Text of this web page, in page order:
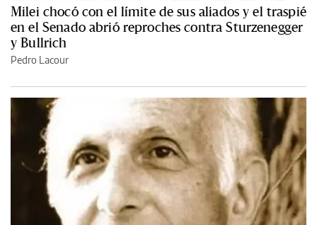
Milei chocó con el límite de sus aliados y el traspié
en el Senado abrió reproches contra Sturzenegger
y Bullrich
Pedro Lacour